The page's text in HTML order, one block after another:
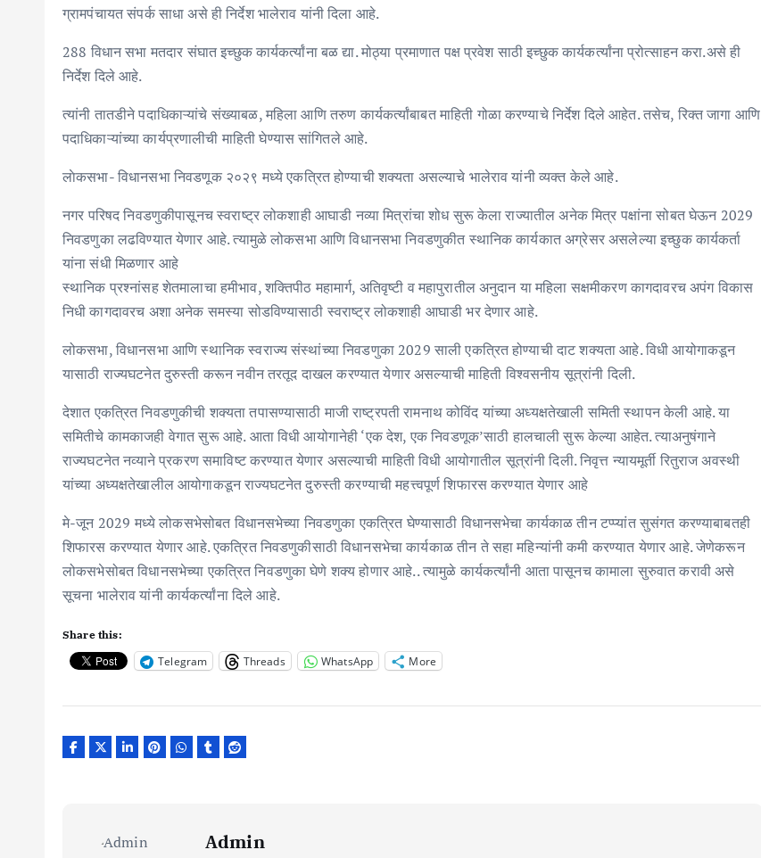
ग्रामपंचायत संपर्क साधा असे ही निर्देश भालेराव यांनी दिला आहे.
288 विधान सभा मतदार संघात इच्छुक कार्यकर्त्यांना बळ द्या. मोठ्या प्रमाणात पक्ष प्रवेश साठी इच्छुक कार्यकर्त्यांना प्रोत्साहन करा.असे ही
निर्देश दिले आहे.
त्यांनी तातडीने पदाधिकाऱ्यांचे संख्याबळ, महिला आणि तरुण कार्यकर्त्यांबाबत माहिती गोळा करण्याचे निर्देश दिले आहेत. तसेच, रिक्त जागा आणि
पदाधिकाऱ्यांच्या कार्यप्रणालीची माहिती घेण्यास सांगितले आहे.
लाेकसभा- विधानसभा निवडणूक २०२९ मध्ये एकत्रित होण्याची शक्यता असल्याचे भालेराव यांनी व्यक्त केले आहे.
नगर परिषद निवडणुकीपासूनच स्वराष्ट्र लोकशाही आघाडी नव्या मित्रांचा शोध सुरू केला राज्यातील अनेक मित्र पक्षांना सोबत घेऊन 2029
निवडणुका लढविण्यात येणार आहे. त्यामुळे लोकसभा आणि विधानसभा निवडणुकीत स्थानिक कार्यकात अग्रेसर असलेल्या इच्छुक कार्यकर्ता
यांना संधी मिळणार आहे
स्थानिक प्रश्‍नांसह शेतमालाचा हमीभाव, शक्तिपीठ महामार्ग, अतिवृष्टी व महापुरातील अनुदान या महिला सक्षमीकरण कागदावरच अपंग विकास
निधी कागदावरच अशा अनेक समस्या सोडविण्यासाठी स्वराष्ट्र लोकशाही आघाडी भर देणार आहे.
लोकसभा, विधानसभा आणि स्थानिक स्वराज्य संस्थांच्या निवडणुका 2029 साली एकत्रित होण्याची दाट शक्यता आहे. विधी आयोगाकडून
यासाठी राज्यघटनेत दुरुस्ती करून नवीन तरतूद दाखल करण्यात येणार असल्याची माहिती विश्वसनीय सूत्रांनी दिली.
देशात एकत्रित निवडणुकीची शक्यता तपासण्यासाठी माजी राष्ट्रपती रामनाथ कोविंद यांच्या अध्यक्षतेखाली समिती स्थापन केली आहे. या
समितीचे कामकाजही वेगात सुरू आहे. आता विधी आयोगानेही ‘एक देश, एक निवडणूक’साठी हालचाली सुरू केल्या आहेत. त्याअनुषंगाने
राज्यघटनेत नव्याने प्रकरण समाविष्ट करण्यात येणार असल्याची माहिती विधी आयोगातील सूत्रांनी दिली. निवृत्त न्यायमूर्ती रितुराज अवस्थी
यांच्या अध्यक्षतेखालील आयोगाकडून राज्यघटनेत दुरुस्ती करण्याची महत्त्वपूर्ण शिफारस करण्यात येणार आहे
मे-जून 2029 मध्ये लोकसभेसोबत विधानसभेच्या निवडणुका एकत्रित घेण्यासाठी विधानसभेचा कार्यकाळ तीन टप्प्यांत सुसंगत करण्याबाबतही
शिफारस करण्यात येणार आहे. एकत्रित निवडणुकीसाठी विधानसभेचा कार्यकाळ तीन ते सहा महिन्यांनी कमी करण्यात येणार आहे. जेणेकरून
लोकसभेसोबत विधानसभेच्या एकत्रित निवडणुका घेणे शक्य होणार आहे.. त्यामुळे कार्यकर्त्यांनी आता पासूनच कामाला सुरुवात करावी असे
सूचना भालेराव यांनी कार्यकर्त्यांना दिले आहे.
Share this:
Telegram Threads WhatsApp More
Admin